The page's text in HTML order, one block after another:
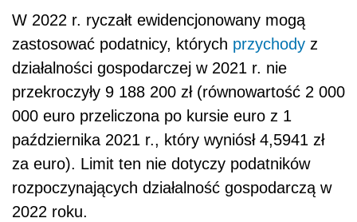
W 2022 r. ryczałt ewidencjonowany mogą
zastosować podatnicy, których przychody z
działalności gospodarczej w 2021 r. nie
przekroczyły 9 188 200 zł (równowartość 2 000
000 euro przeliczona po kursie euro z 1
października 2021 r., który wyniósł 4,5941 zł
za euro). Limit ten nie dotyczy podatników
rozpoczynających działalność gospodarczą w
2022 roku.